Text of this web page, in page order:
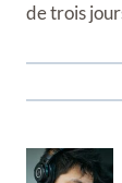
de trois